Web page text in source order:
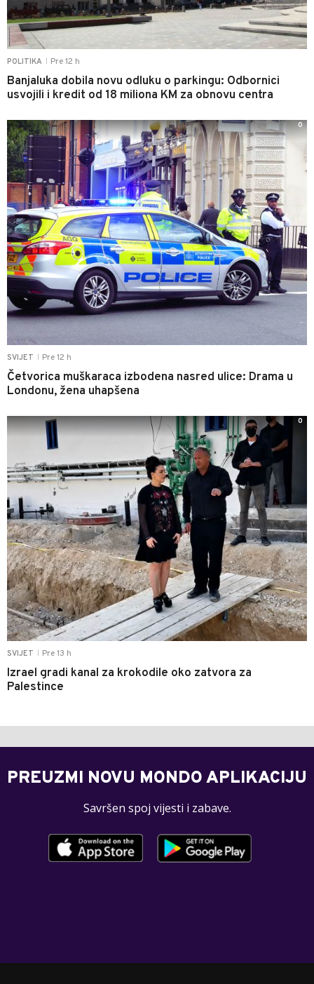
POLITIKA Pre 12 h
Banjaluka dobila novu odluku o parkingu: Odbornici
usvojili i kredit od 18 miliona KM za obnovu centra
SVIJET Pre 12 h
Četvorica muškaraca izbodena nasred ulice: Drama u
Londonu, žena uhapšena
0
SVIJET Pre 13 h
Izrael gradi kanal za krokodile oko zatvora za
Palestince
0
PREUZMI NOVU MONDO APLIKACIJU
Savršen spoj vijesti i zabave.